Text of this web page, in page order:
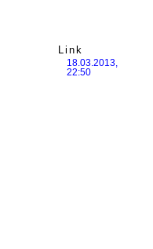
Link
18.03.2013,
22:50